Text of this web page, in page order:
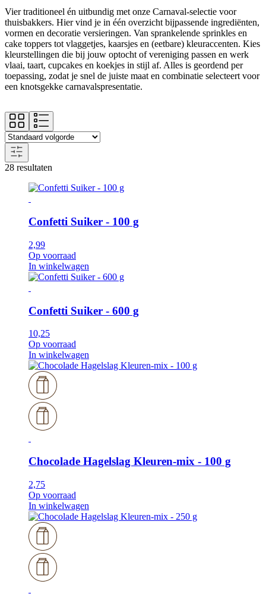
Vier traditioneel én uitbundig met onze Carnaval-selectie voor
thuisbakkers. Hier vind je in één overzicht bijpassende ingrediënten,
vormen en decoratie versieringen. Van sprankelende sprinkles en
cake toppers tot vlaggetjes, kaarsjes en (eetbare) kleuraccenten. Kies
kleurstellingen die bij jouw optocht of vereniging passen en werk
vlaai, taart, cupcakes en koekjes in stijl af. Alles is geordend per
toepassing, zodat je snel de juiste maat en combinatie selecteert voor
een knotsgekke carnavalspresentatie.
28 resultaten
Confetti Suiker - 100 g
2,99
Op voorraad
In winkelwagen
Confetti Suiker - 600 g
10,25
Op voorraad
In winkelwagen
Chocolade Hagelslag Kleuren-mix - 100 g
2,75
Op voorraad
In winkelwagen